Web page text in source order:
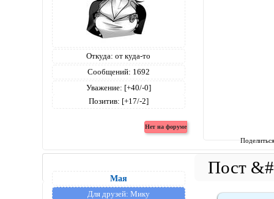
Откуда: от куда-то
Сообщений: 1692
Уважение: [+40/-0]
Позитив: [+17/-2]
Мая
Для друзей: Мику